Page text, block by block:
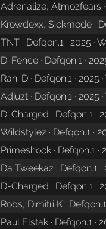
Adrenalize, Atmozfears
Krowdexx, Sickmode ·
TNT · Defqon.1 · 2025 ·
D-Fence · Defqon.1 ·
Ran-D · Defqon.1 ·
Adjuzt · Defqon.1 ·
D-Charged · Defqon.1 ·
Wildstylez · Defqon.1 ·
Primeshock · Defqon.1
Da Tweekaz · Defqon.1
D-Charged · Defqon.1 ·
Robs, Dimitri K ·
Paul Elstak · Defqon.1 ·